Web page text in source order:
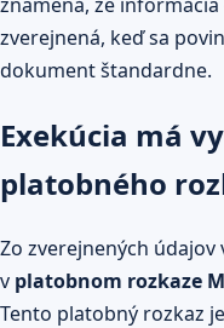
zverejnená, keď sa
dokument štandardne.
Exekúcia má
platobného
Zo zverejnených údajov
v platobnom rozkaze
Tento platobný rozkaz